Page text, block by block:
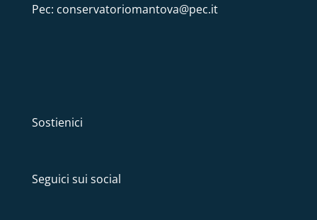
Pec: conservatoriomantova@pec.it
Sostienici
Seguici sui social